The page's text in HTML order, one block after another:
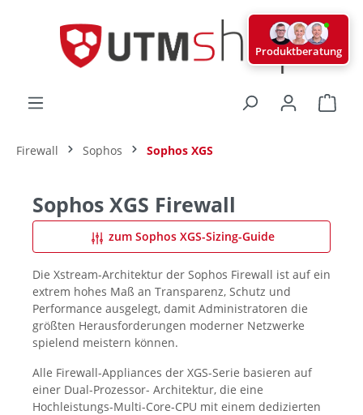
Firewall Sophos Sophos XGS
Sophos XGS Firewall
zum Sophos XGS-Sizing-Guide
Die Xstream-Architektur der Sophos Firewall ist auf ein
extrem hohes Maß an Transparenz, Schutz und
Performance ausgelegt, damit Administratoren die
größten Herausforderungen moderner Netzwerke
spielend meistern können.
Alle Firewall-Appliances der XGS-Serie basieren auf
einer Dual-Prozessor- Architektur, die eine
Hochleistungs-Multi-Core-CPU mit einem dedizierten
Produktberatung